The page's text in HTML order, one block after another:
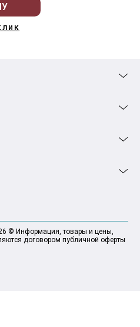
© Информация, товары и цены,
договором публичной оферты